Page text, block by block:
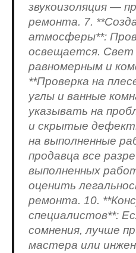
звукоизоляция —
ремонта. 7.
атмосферы**:
освещается.
равномерным и
**Проверка на
углы и ванные
указывать на
и скрытые
на выполненные
продавца все
выполненных
оценить
ремонта. 10.
специалистов**:
сомнения, лучше
мастера или